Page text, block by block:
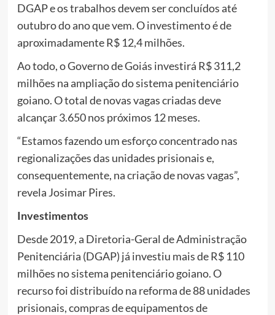
DGAP e os trabalhos devem ser concluídos até
outubro do ano que vem. O investimento é de
aproximadamente R$ 12,4 milhões.
Ao todo, o Governo de Goiás investirá R$ 311,2
milhões na ampliação do sistema penitenciário
goiano. O total de novas vagas criadas deve
alcançar 3.650 nos próximos 12 meses.
“Estamos fazendo um esforço concentrado nas
regionalizações das unidades prisionais e,
consequentemente, na criação de novas vagas”,
revela Josimar Pires.
Investimentos
Desde 2019, a Diretoria-Geral de Administração
Penitenciária (DGAP) já investiu mais de R$ 110
milhões no sistema penitenciário goiano. O
recurso foi distribuído na reforma de 88 unidades
prisionais, compras de equipamentos de